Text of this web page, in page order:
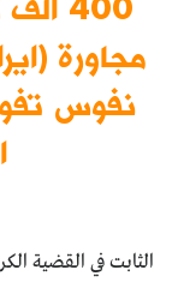
400
مجاورة
الثابت في القضية